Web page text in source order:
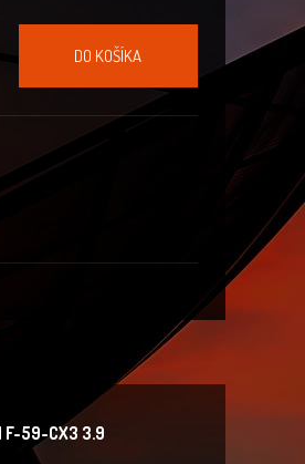
DO KOŠÍKA
F-59-CX3 3.9